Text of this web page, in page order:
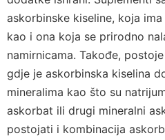
askorbinske kiseline, koja
kao i ona koja se prirodno
namirnicama. Takođe,
gdje je askorbinska kiselina
mineralima kao što su
askorbat ili drugi mineralni
postojati i kombinacija